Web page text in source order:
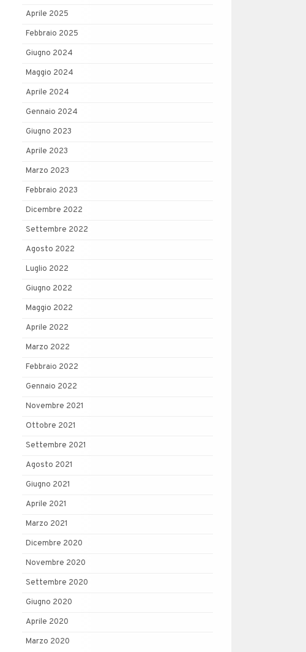
Aprile 2025
Febbraio 2025
Giugno 2024
Maggio 2024
Aprile 2024
Gennaio 2024
Giugno 2023
Aprile 2023
Marzo 2023
Febbraio 2023
Dicembre 2022
Settembre 2022
Agosto 2022
Luglio 2022
Giugno 2022
Maggio 2022
Aprile 2022
Marzo 2022
Febbraio 2022
Gennaio 2022
Novembre 2021
Ottobre 2021
Settembre 2021
Agosto 2021
Giugno 2021
Aprile 2021
Marzo 2021
Dicembre 2020
Novembre 2020
Settembre 2020
Giugno 2020
Aprile 2020
Marzo 2020